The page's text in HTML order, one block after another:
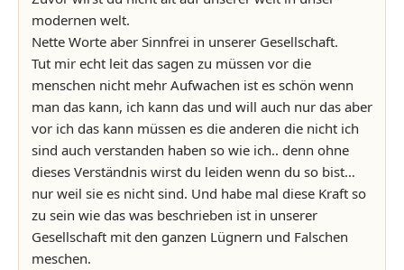
modernen welt.
Nette Worte aber Sinnfrei in unserer Gesellschaft.
Tut mir echt leit das sagen zu müssen vor die
menschen nicht mehr Aufwachen ist es schön wenn
man das kann, ich kann das und will auch nur das aber
vor ich das kann müssen es die anderen die nicht ich
sind auch verstanden haben so wie ich.. denn ohne
dieses Verständnis wirst du leiden wenn du so bist…
nur weil sie es nicht sind. Und habe mal diese Kraft so
zu sein wie das was beschrieben ist in unserer
Gesellschaft mit den ganzen Lügnern und Falschen
meschen.